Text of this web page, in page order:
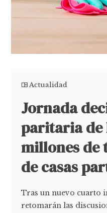
Actualidad
Jornada
paritaria de
millones de
de casas
Tras un nuevo cuarto
retomarán las